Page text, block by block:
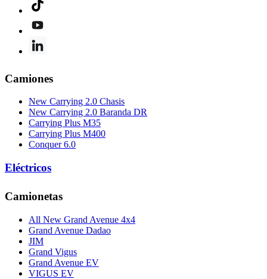
Camiones
New Carrying 2.0 Chasis
New Carrying 2.0 Baranda DR
Carrying Plus M35
Carrying Plus M400
Conquer 6.0
Eléctricos
Camionetas
All New Grand Avenue 4x4
Grand Avenue Dadao
JIM
Grand Vigus
Grand Avenue EV
VIGUS EV